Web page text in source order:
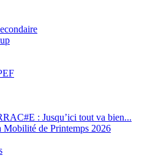
: Jusqu’ici tout va bien...
Mobilité de Printemps 2026